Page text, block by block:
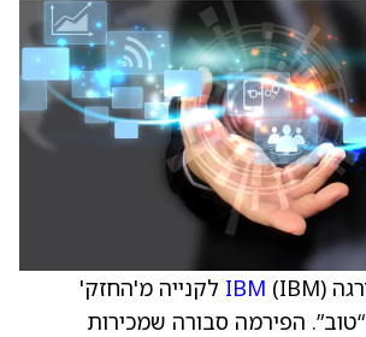
IBM (IBM) לקנייה מ'החזק'
בעקבות דוח Q3 “טוב”. הפירמה סבורה שמכירות